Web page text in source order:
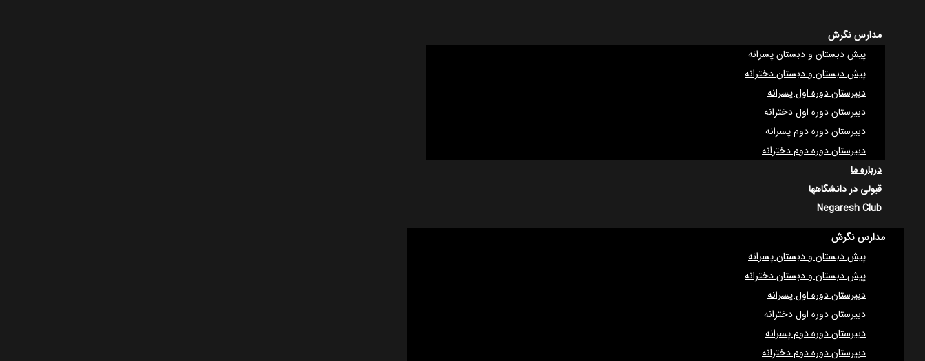
مدارس نگرش
پیش دبستان و دبستان پسرانه
پیش دبستان و دبستان دخترانه
دبیرستان دوره اول پسرانه
دبیرستان دوره اول دخترانه
دبیرستان دوره دوم پسرانه
دبیرستان دوره دوم دخترانه
درباره ما
قبولی در دانشگاهها
Negaresh Club
مدارس نگرش
پیش دبستان و دبستان پسرانه
پیش دبستان و دبستان دخترانه
دبیرستان دوره اول پسرانه
دبیرستان دوره اول دخترانه
دبیرستان دوره دوم پسرانه
دبیرستان دوره دوم دخترانه